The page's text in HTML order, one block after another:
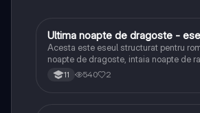
Limba și literatura română
Ultima noapte de dragoste -
Acesta este eseul structurat pentru
noapte de dragoste, intaia noapte de
Petrescu
11 540 2